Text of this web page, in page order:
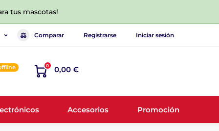
tus mascotas!
Comparar Registrarse Iniciar sesión
0 0,00 €
Accesorios Promoción